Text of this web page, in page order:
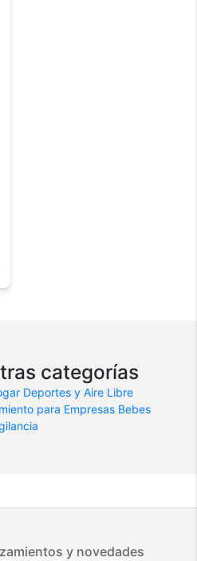
categorías
Deportes y Aire Libre
para Empresas Bebes
y novedades